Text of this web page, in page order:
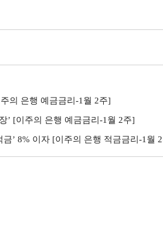
의 은행 예금금리-1월 2주]
’ [이주의 은행 예금금리-1월 2주]
’ 8% 이자 [이주의 은행 적금금리-1월